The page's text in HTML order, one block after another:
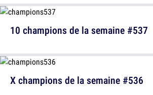
10 champions de la semaine #537
X champions de la semaine #536